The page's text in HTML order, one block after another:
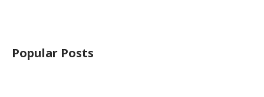
windowwindowwindowwindow
Popular Posts